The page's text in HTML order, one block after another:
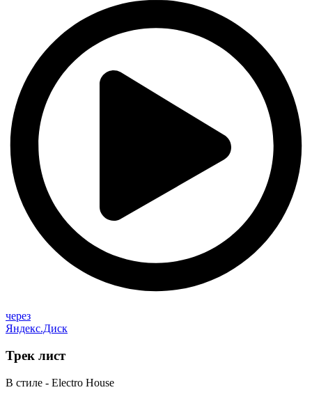
через
Яндекс.Диск
Трек лист
В стиле - Electro House